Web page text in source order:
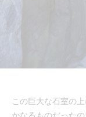
この巨大な石室の
かなるものだった